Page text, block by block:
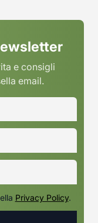
e consigli
email.
Privacy Policy.